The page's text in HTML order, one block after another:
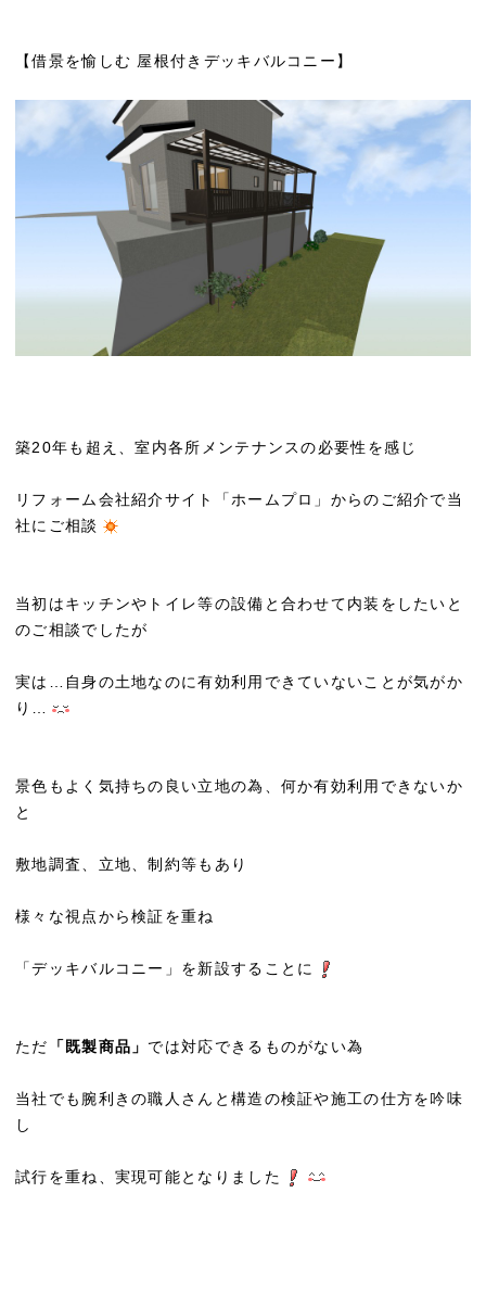
【借景を愉しむ 屋根付きデッキバルコニー】
築20年も超え、室内各所メンテナンスの必要性を感じ
リフォーム会社紹介サイト「ホームプロ」からのご紹介で当
社にご相談
当初はキッチンやトイレ等の設備と合わせて内装をしたいと
のご相談でしたが
実は…自身の土地なのに有効利用できていないことが気がか
り…
景色もよく気持ちの良い立地の為、何か有効利用できないか
と
敷地調査、立地、制約等もあり
様々な視点から検証を重ね
「デッキバルコニー」を新設することに
ただ 「既製商品」 では対応できるものがない為
当社でも腕利きの職人さんと構造の検証や施工の仕方を吟味
し
試行を重ね、実現可能となりました